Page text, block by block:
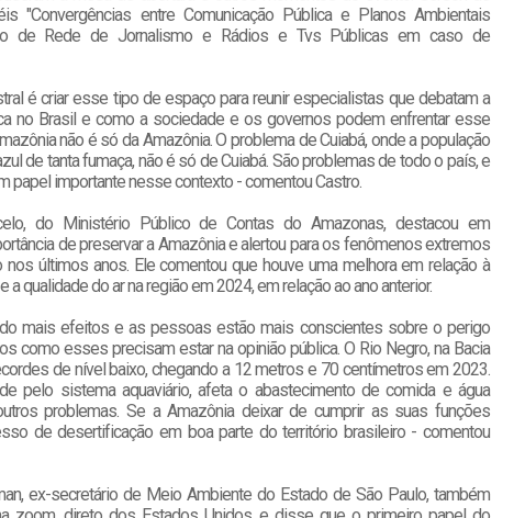
"Convergências entre Comunicação Pública e Planos Ambientais
de Rede de Jornalismo e Rádios e Tvs Públicas em caso de
é criar esse tipo de espaço para reunir especialistas que debatam a
no Brasil e como a sociedade e os governos podem enfrentar esse
não é só da Amazônia. O problema de Cuiabá, onde a população
de tanta fumaça, não é só de Cuiabá. São problemas de todo o país, e
papel importante nesse contexto - comentou Castro.
do Ministério Público de Contas do Amazonas, destacou em
de preservar a Amazônia e alertou para os fenômenos extremos
últimos anos. Ele comentou que houve uma melhora em relação à
qualidade do ar na região em 2024, em relação ao ano anterior.
mais efeitos e as pessoas estão mais conscientes sobre o perigo
como esses precisam estar na opinião pública. O Rio Negro, na Bacia
de nível baixo, chegando a 12 metros e 70 centímetros em 2023.
pelo sistema aquaviário, afeta o abastecimento de comida e água
problemas. Se a Amazônia deixar de cumprir as suas funções
de desertificação em boa parte do território brasileiro - comentou
ex-secretário de Meio Ambiente do Estado de São Paulo, também